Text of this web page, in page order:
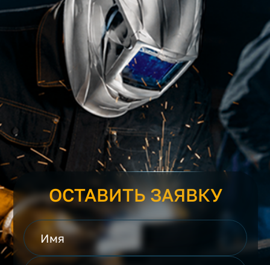
ОСТАВИТЬ ЗАЯВКУ